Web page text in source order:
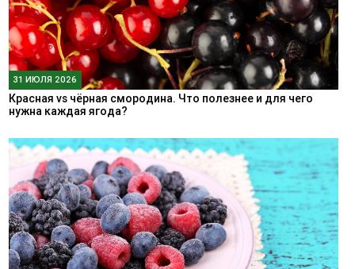
31 ИЮЛЯ 2026
Красная vs чёрная смородина. Что полезнее и для чего
нужна каждая ягода?